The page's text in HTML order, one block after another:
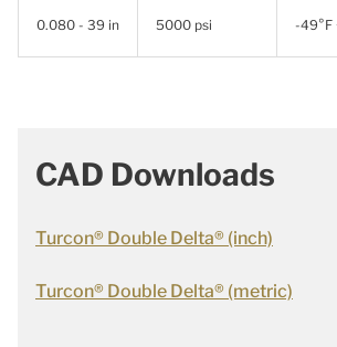
0.080 - 39 in 5000 psi -49°F
CAD Downloads
Turcon® Double Delta® (inch)
Turcon® Double Delta® (metric)